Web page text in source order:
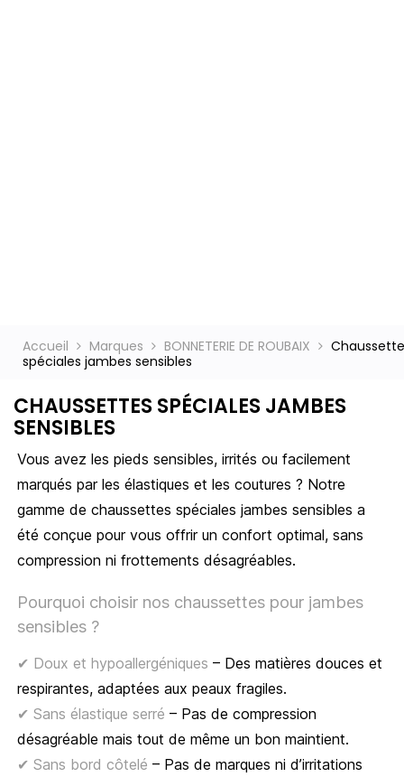
Accueil Marques BONNETERIE DE ROUBAIX
spéciales jambes sensibles
CHAUSSETTES SPÉCIALES JAMBES
SENSIBLES
Vous avez les pieds sensibles, irrités ou facilement
marqués par les élastiques et les coutures ? Notre
gamme de chaussettes spéciales jambes sensibles a
été conçue pour vous offrir un confort optimal, sans
compression ni frottements désagréables.
Pourquoi choisir nos chaussettes pour jambes
sensibles ?
✔ Doux et hypoallergéniques – Des matières douces et
respirantes, adaptées aux peaux fragiles.
✔ Sans élastique serré – Pas de compression
désagréable mais tout de même un bon maintient.
✔ Sans bord côtelé – Pas de marques ni d’irritations